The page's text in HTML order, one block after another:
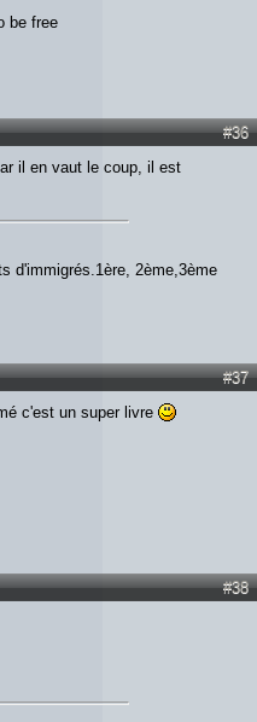
be free
#36
il en vaut le coup, il est
d'immigrés.1ère, 2ème,3ème
#37
c'est un super livre
#38